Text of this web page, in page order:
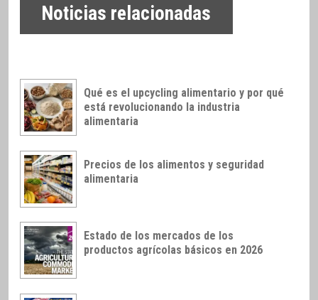
Noticias relacionadas
Qué es el upcycling alimentario y por qué
está revolucionando la industria
alimentaria
Precios de los alimentos y seguridad
alimentaria
Estado de los mercados de los
productos agrícolas básicos en 2026